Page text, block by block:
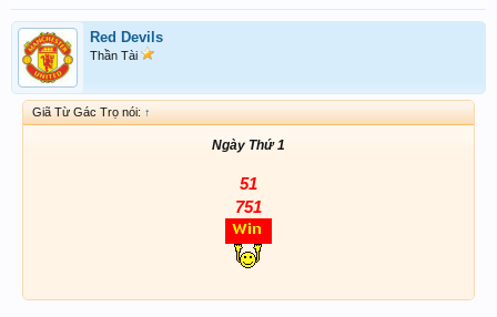
Red Devils
Thần Tài
Giã Từ Gác Trọ nói: ↑
Ngày Thứ 1
51
751